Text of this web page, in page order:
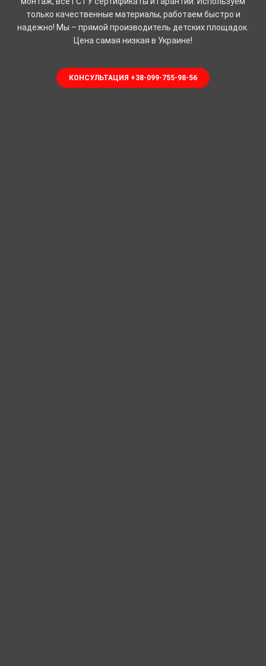
только качественные материалы, работаем быстро и
надежно! Мы – прямой производитель детских площадок.
Цена самая низкая в Украине!
КОНСУЛЬТАЦИЯ +38-099-755-98-56